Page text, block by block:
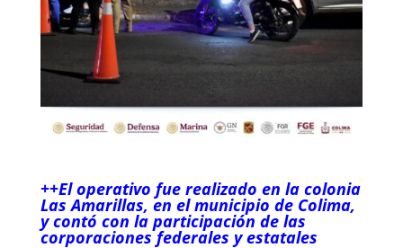
++El operativo fue realizado en la colonia
Las Amarillas, en el municipio de Colima,
y contó con la participación de las
corporaciones federales y estatales